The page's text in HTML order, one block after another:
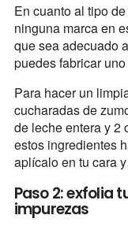
En cuanto al tipo
ninguna marca en
que sea adecuado
puedes fabricar
Para hacer un
cucharadas de
de leche entera y 2
estos ingredientes
aplícalo en tu cara
Paso 2: exfolia
impurezas